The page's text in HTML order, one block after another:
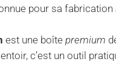
pour sa fabrication
est une boîte premium
c’est un outil